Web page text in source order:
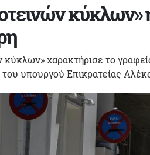
κύκλων»
χαρακτήρισε το
του υπουργού Επικρατείας